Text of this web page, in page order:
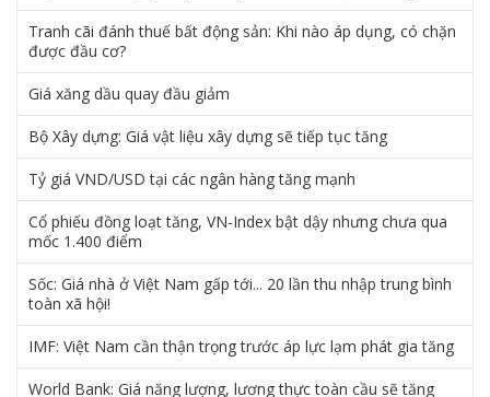
Tranh cãi đánh thuế bất động sản: Khi nào áp dụng, có chặn
được đầu cơ?
Giá xăng dầu quay đầu giảm
Bộ Xây dựng: Giá vật liệu xây dựng sẽ tiếp tục tăng
Tỷ giá VND/USD tại các ngân hàng tăng mạnh
Cổ phiếu đồng loạt tăng, VN-Index bật dậy nhưng chưa qua
mốc 1.400 điểm
Sốc: Giá nhà ở Việt Nam gấp tới... 20 lần thu nhập trung bình
toàn xã hội!
IMF: Việt Nam cần thận trọng trước áp lực lạm phát gia tăng
World Bank: Giá năng lượng, lương thực toàn cầu sẽ tăng